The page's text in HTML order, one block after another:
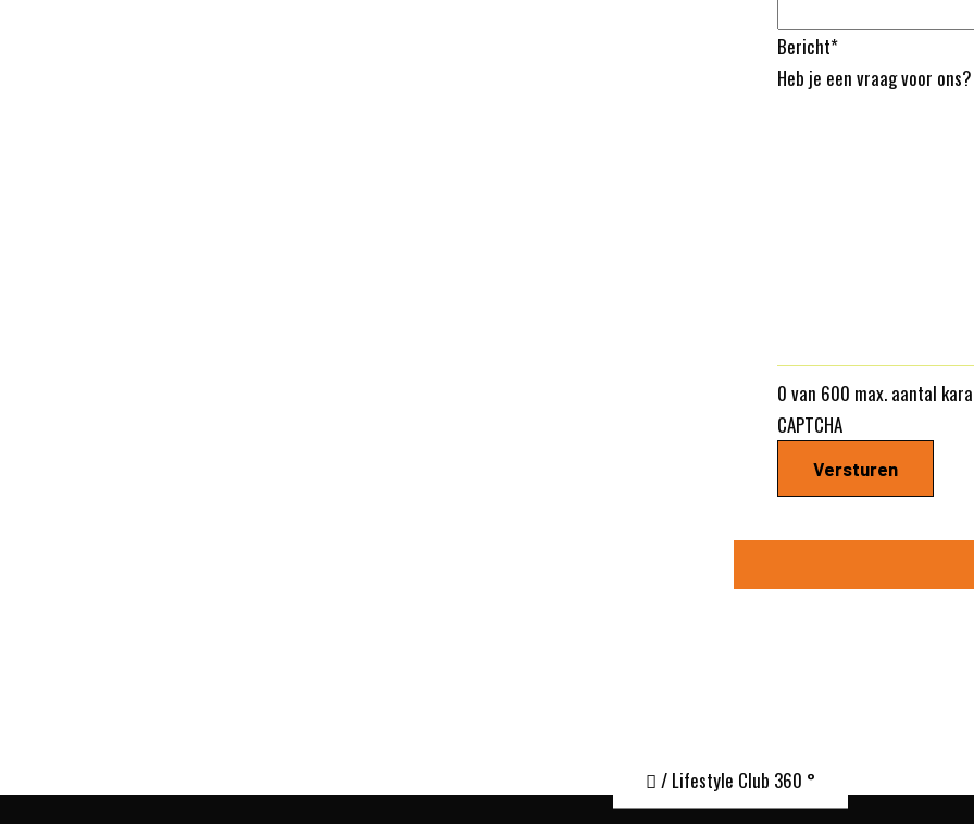
Bericht*
Heb je een vraag voor
0 van 600 max. aantal
CAPTCHA
/ Lifestyle Club 360 °